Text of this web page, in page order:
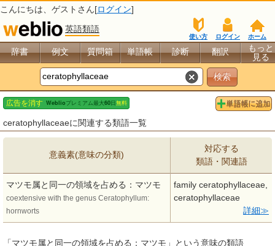
こんにちは、 ゲスト さん[ログイン]
英語類語
ホーム
ログイン
使い方
辞書 例文 質問箱 単語帳 診断 翻訳
もっと
見る
ceratophyllaceaeに関連する類語一覧
意義素(意味の分類)
対応する
類語・関連語
マツモ属と同一の領域を占める：マツモ
coextensive with the genus Ceratophyllum:
hornworts
family ceratophyllaceae,
ceratophyllaceae
詳細
「マツモ属と同一の領域を占める：マツモ」という意味の類語